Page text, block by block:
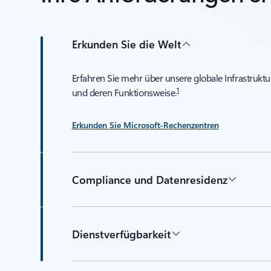
Erkunden Sie die Welt
Erfahren Sie mehr über unsere globale
und deren Funktionsweise.1
Erkunden Sie Microsoft-Rechenzentren
Compliance und Datenresidenz
Dienstverfügbarkeit